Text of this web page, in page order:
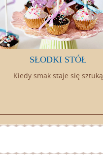
SŁODKI STÓŁ
Kiedy smak staje się sztuką